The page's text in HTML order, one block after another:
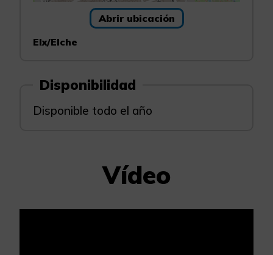
Abrir ubicación
Elx/Elche
Disponibilidad
Disponible todo el año
Vídeo